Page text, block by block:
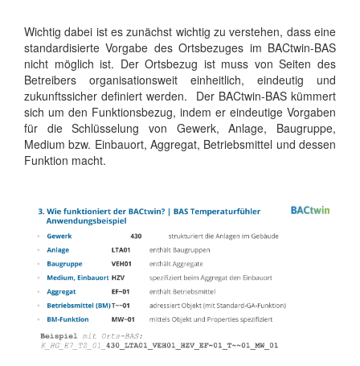
Wichtig dabei ist es zunächst wichtig zu verstehen, dass eine
standardisierte Vorgabe des Ortsbezuges im BACtwin-BAS
nicht möglich ist. Der Ortsbezug ist muss von Seiten des
Betreibers organisationsweit einheitlich, eindeutig und
zukunftssicher definiert werden. Der BACtwin-BAS kümmert
sich um den Funktionsbezug, indem er eindeutige Vorgaben
für die Schlüsselung von Gewerk, Anlage, Baugruppe,
Medium bzw. Einbauort, Aggregat, Betriebsmittel und dessen
Funktion macht.